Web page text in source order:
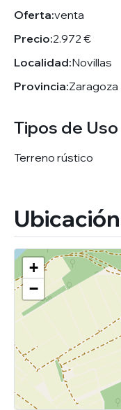
Oferta:venta
Precio:2.972 €
Localidad:Novillas
Provincia:Zaragoza
Tipos de Uso
Terreno rústico
Ubicación
+
−